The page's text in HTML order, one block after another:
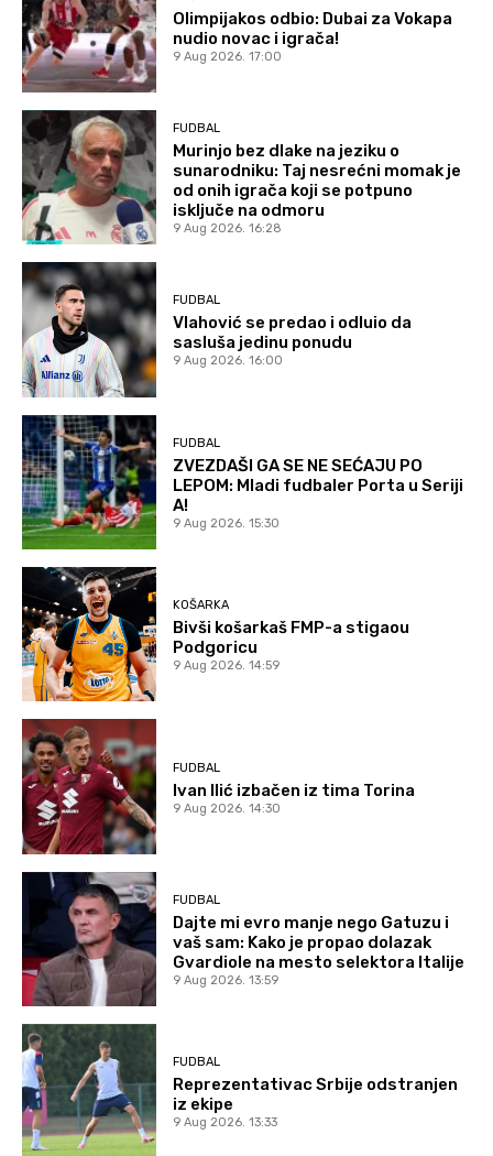
Olimpijakos odbio: Dubai za Vokapa
nudio novac i igrača!
9 Aug 2026. 17:00
FUDBAL
Murinjo bez dlake na jeziku o
sunarodniku: Taj nesrećni momak je
od onih igrača koji se potpuno
isključe na odmoru
9 Aug 2026. 16:28
FUDBAL
Vlahović se predao i odluio da
sasluša jedinu ponudu
9 Aug 2026. 16:00
FUDBAL
ZVEZDAŠI GA SE NE SEĆAJU PO
LEPOM: Mladi fudbaler Porta u Seriji
A!
9 Aug 2026. 15:30
KOŠARKA
Bivši košarkaš FMP-a stigaou
Podgoricu
9 Aug 2026. 14:59
FUDBAL
Ivan Ilić izbačen iz tima Torina
9 Aug 2026. 14:30
FUDBAL
Dajte mi evro manje nego Gatuzu i
vaš sam: Kako je propao dolazak
Gvardiole na mesto selektora Italije
9 Aug 2026. 13:59
FUDBAL
Reprezentativac Srbije odstranjen
iz ekipe
9 Aug 2026. 13:33